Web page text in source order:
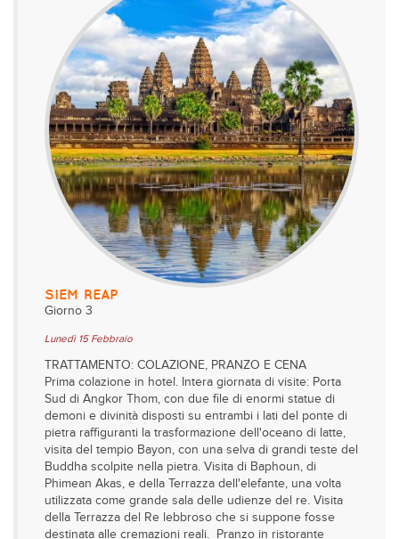
SIEM REAP
Giorno 3
Lunedì 15 Febbraio
TRATTAMENTO: COLAZIONE, PRANZO E CENA
Prima colazione in hotel. Intera giornata di visite: Porta
Sud di Angkor Thom, con due file di enormi statue di
demoni e divinità disposti su entrambi i lati del ponte di
pietra raffiguranti la trasformazione dell'oceano di latte,
visita del tempio Bayon, con una selva di grandi teste del
Buddha scolpite nella pietra. Visita di Baphoun, di
Phimean Akas, e della Terrazza dell'elefante, una volta
utilizzata come grande sala delle udienze del re. Visita
della Terrazza del Re lebbroso che si suppone fosse
destinata alle cremazioni reali. Pranzo in ristorante